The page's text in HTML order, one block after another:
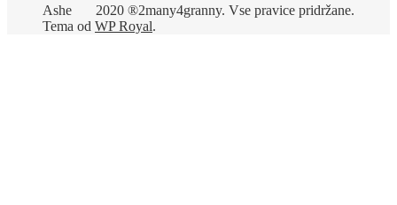
2020 ®2many4granny. Vse pravice pridržane.
Ashe
Tema od WP Royal.